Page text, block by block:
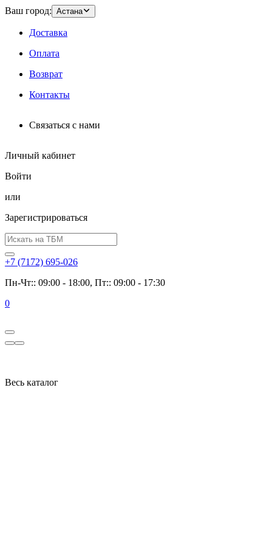
Ваш город: Астана
Доставка
Оплата
Возврат
Контакты
Связаться с нами
Личный кабинет
Войти
или
Зарегистрироваться
+7 (7172) 695-026
Пн-Чт:: 09:00 - 18:00, Пт:: 09:00 - 17:30
0
Весь каталог